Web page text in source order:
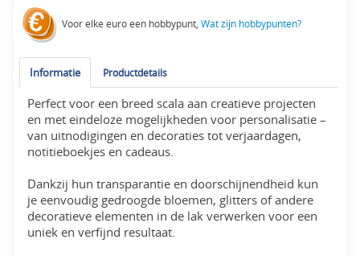
Voor elke euro een hobbypunt,Wat zijn hobbypunten?
Informatie Productdetails
Perfect voor een breed scala aan creatieve projecten
en met eindeloze mogelijkheden voor personalisatie –
van uitnodigingen en decoraties tot verjaardagen,
notitieboekjes en cadeaus.
Dankzij hun transparantie en doorschijnendheid kun
je eenvoudig gedroogde bloemen, glitters of andere
decoratieve elementen in de lak verwerken voor een
uniek en verfijnd resultaat.